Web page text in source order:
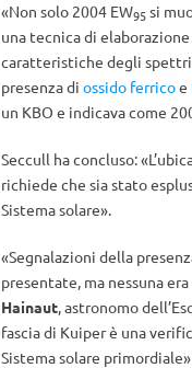
«Non solo 2004 EW95si
una tecnica di
caratteristiche degli
presenza di ossido ferricoe
un KBO e indicava come
Seccull ha concluso:
richiede che sia stato
Sistema solare».
«Segnalazioni della
presentate, ma nessuna
Hainaut, astronomo
fascia di Kuiper è una
Sistema solare primordiale»